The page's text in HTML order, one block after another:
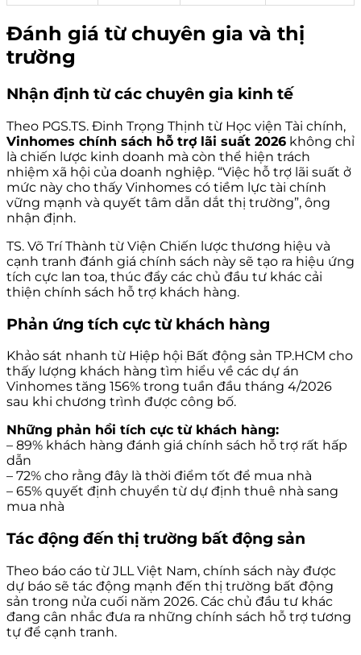
Đánh giá từ chuyên gia và thị
trường
Nhận định từ các chuyên gia kinh tế
Theo PGS.TS. Đinh Trọng Thịnh từ Học viện Tài chính,
Vinhomes chính sách hỗ trợ lãi suất 2026 không chỉ
là chiến lược kinh doanh mà còn thể hiện trách
nhiệm xã hội của doanh nghiệp. “Việc hỗ trợ lãi suất ở
mức này cho thấy Vinhomes có tiềm lực tài chính
vững mạnh và quyết tâm dẫn dắt thị trường”, ông
nhận định.
TS. Võ Trí Thành từ Viện Chiến lược thương hiệu và
cạnh tranh đánh giá chính sách này sẽ tạo ra hiệu ứng
tích cực lan toa, thúc đẩy các chủ đầu tư khác cải
thiện chính sách hỗ trợ khách hàng.
Phản ứng tích cực từ khách hàng
Khảo sát nhanh từ Hiệp hội Bất động sản TP.HCM cho
thấy lượng khách hàng tìm hiểu về các dự án
Vinhomes tăng 156% trong tuần đầu tháng 4/2026
sau khi chương trình được công bố.
Những phản hồi tích cực từ khách hàng:
– 89% khách hàng đánh giá chính sách hỗ trợ rất hấp
dẫn
– 72% cho rằng đây là thời điểm tốt để mua nhà
– 65% quyết định chuyển từ dự định thuê nhà sang
mua nhà
Tác động đến thị trường bất động sản
Theo báo cáo từ JLL Việt Nam, chính sách này được
dự báo sẽ tác động mạnh đến thị trường bất động
sản trong nửa cuối năm 2026. Các chủ đầu tư khác
đang cân nhắc đưa ra những chính sách hỗ trợ tương
tự để cạnh tranh.